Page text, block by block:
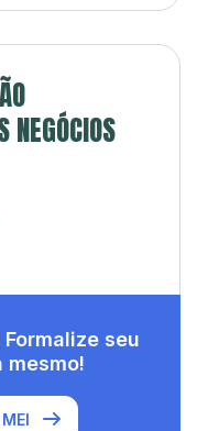
NEGÓCIOS
seu
mesmo!